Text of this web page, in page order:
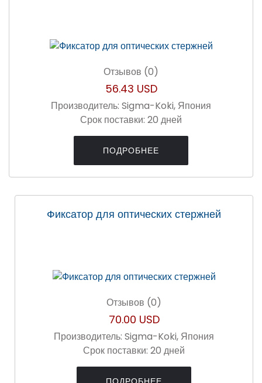
Отзывов (0)
56.43 USD
Производитель: Sigma-Koki, Япония
Срок поставки: 20 дней
ПОДРОБНЕЕ
Фиксатор для оптических стержней
Отзывов (0)
70.00 USD
Производитель: Sigma-Koki, Япония
Срок поставки: 20 дней